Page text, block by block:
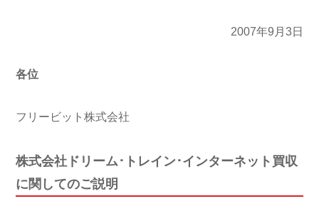
2007年9月3日
各位
フリービット株式会社
株式会社ドリーム･トレイン･インターネット買収
に関してのご説明